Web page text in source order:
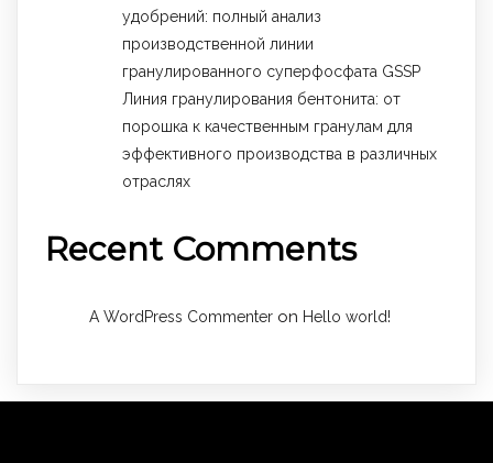
удобрений: полный анализ
производственной линии
гранулированного суперфосфата GSSP
Линия гранулирования бентонита: от
порошка к качественным гранулам для
эффективного производства в различных
отраслях
Recent Comments
A WordPress Commenter on Hello world!